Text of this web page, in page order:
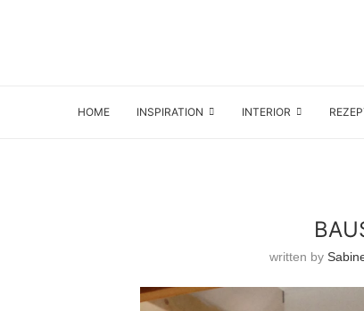
HOME INSPIRATION INTERIOR
written by